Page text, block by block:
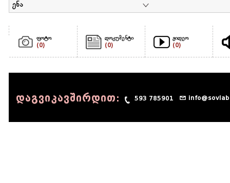
ენა
ფოტო
(0)
დოკუმენტი
(0)
ვიდეო
(0)
დაგვიკავშირდით: 593 785901